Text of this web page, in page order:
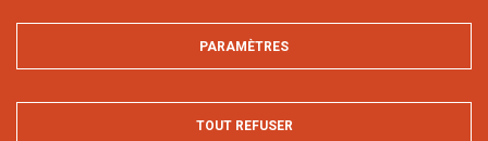
MENTIONS LÉGALES ET DONNÉES PERSONNELLES
PLAN DU SITE
MASQUER
PARAMÈTRES
TOUT REFUSER